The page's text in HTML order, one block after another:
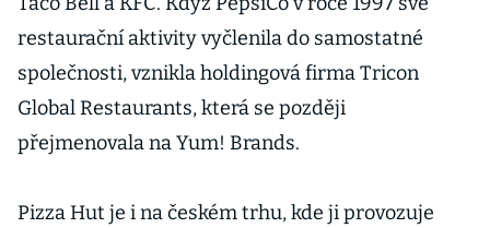
restaurační aktivity vyčlenila do samostatné
společnosti, vznikla holdingová firma Tricon
Global Restaurants, která se později
přejmenovala na Yum! Brands.
Pizza Hut je i na českém trhu, kde ji provozuje